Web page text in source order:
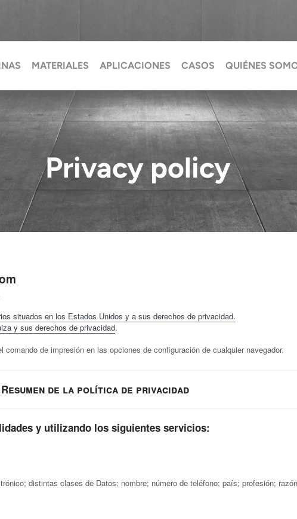
MATERIALES APLICACIONES CASOS QUIÉNES
Privacy policy
situados en los Estados Unidos y a sus derechos de privacidad.
y sus derechos de privacidad.
de impresión en las opciones de configuración de cualquier navegador.
Resumen de la política de privacidad
y utilizando los siguientes servicios:
distintas clases de Datos; nombre; número de teléfono; país; profesión;